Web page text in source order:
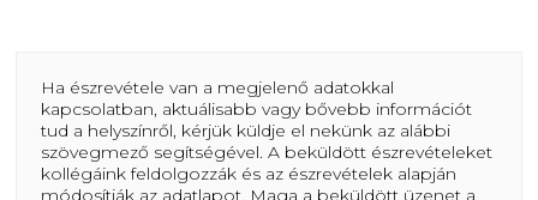
Ha észrevétele van a megjelenő adatokkal
kapcsolatban, aktuálisabb vagy bővebb információt
tud a helyszínről, kérjük küldje el nekünk az alábbi
szövegmező segítségével. A beküldött észrevételeket
kollégáink feldolgozzák és az észrevételek alapján
módosítják az adatlapot. Maga a beküldött üzenet a